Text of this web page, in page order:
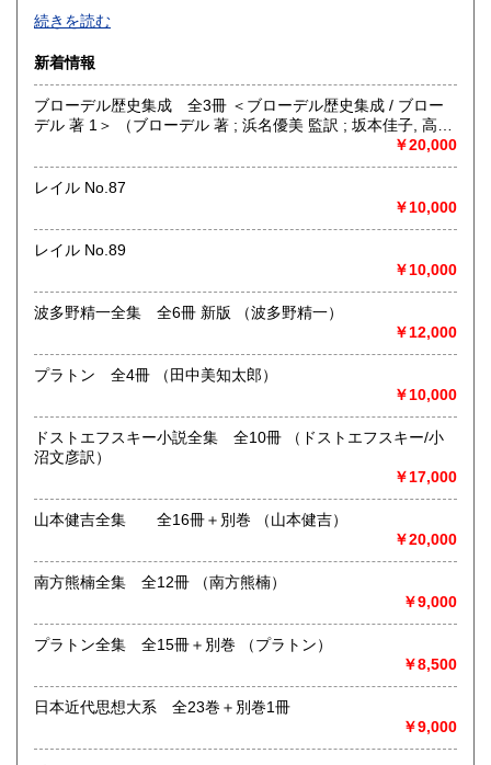
最寄駅：神保町駅
営業時間：11:00〜18:00
定休日：年中無休 ※年末年始(12/31～1/2)は除く
日本全国無料出張買取りお引き受けいたします。
まずは、フリーダイヤル 0120-68-2332 までご連絡下さ
い。
総記、哲学宗教、歴史、社会科学、自然科学、美術工芸、国
語国文、外国文学、古典籍、近代文献、趣味、外国書、サブ
続きを読む
新着情報
ブローデル歴史集成 全3冊 ＜ブローデル歴史集成 / ブロー
デル 著 1＞ （ブローデル 著 ; 浜名優美 監訳 ; 坂本佳子, 高塚
￥20,000
レイル No.87
￥10,000
レイル No.89
￥10,000
波多野精一全集 全6冊 新版 （波多野精一）
￥12,000
プラトン 全4冊 （田中美知太郎）
￥10,000
ドストエフスキー小説全集 全10冊 （ドストエフスキー/小
沼文彦訳）
￥17,000
山本健吉全集 全16冊＋別巻 （山本健吉）
￥20,000
南方熊楠全集 全12冊 （南方熊楠）
￥9,000
プラトン全集 全15冊＋別巻 （プラトン）
￥8,500
日本近代思想大系 全23巻＋別巻1冊
￥9,000